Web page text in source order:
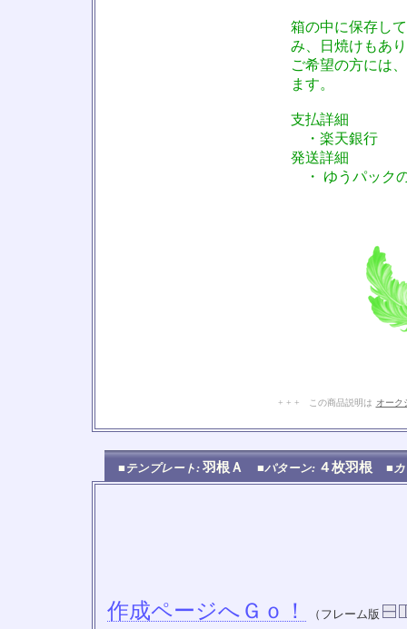
箱の中に保存し
み、日焼けもあ
ご希望の方には
ます。
支払詳細
・楽天銀行
発送詳細
・ ゆうパック
+ + + この商品説明は オーク
■テンプレート: 羽根Ａ ■パターン: ４枚羽根 ■
作成ページへＧｏ！ （フレーム版